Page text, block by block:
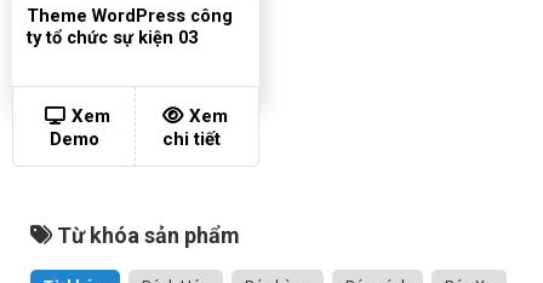
Theme WordPress công
ty tổ chức sự kiện 03
Xem
Demo
Xem
chi tiết
Từ khóa sản phẩm